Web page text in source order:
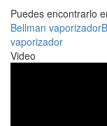
Puedes encontrarlo
Bellman vaporizador
vaporizador
Video